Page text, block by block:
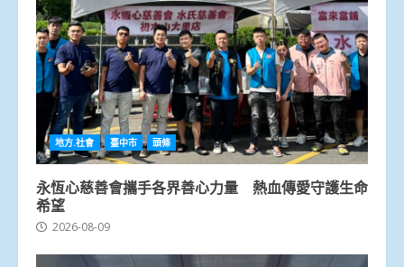
地方.社會 臺中市 頭條
永恆心慈善會攜手各界善心力量 熱血傳愛守護生命
希望
2026-08-09